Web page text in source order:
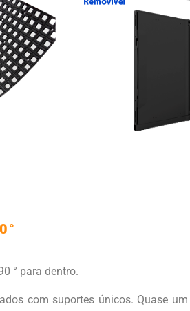
° para dentro.
com suportes únicos. Quase